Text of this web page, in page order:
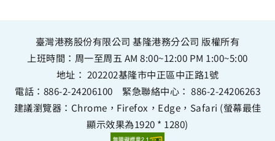
臺灣港務股份有限公司 基隆港務分公司 版權所有
上班時間：周一至周五 AM 8:00~12:00 PM 1:00~5:00
地址： 202202基隆市中正區中正路1號
電話： 886-2-24206100 緊急聯絡中心： 886-2-24206263
建議瀏覽器：Chrome，Firefox，Edge，Safari (螢幕最佳
顯示效果為1920 * 1280)